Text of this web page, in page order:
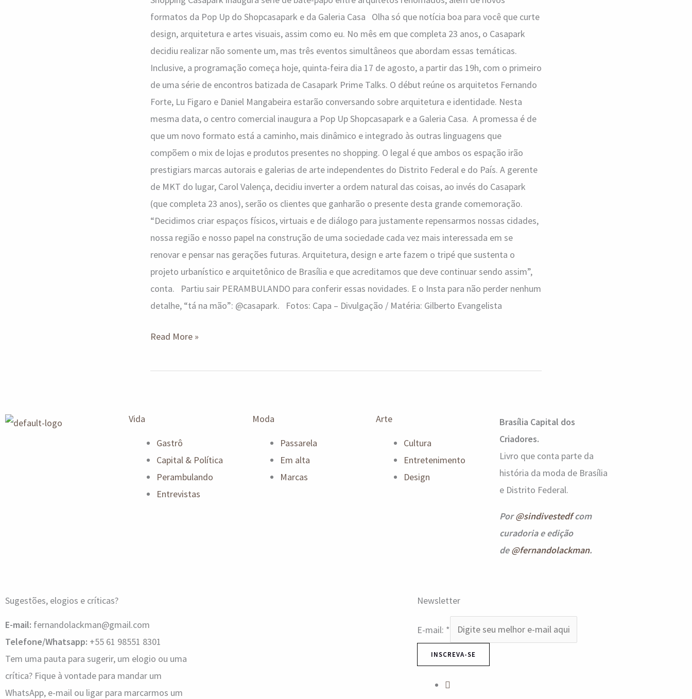
formatos da Pop Up do Shopcasapark e da Galeria Casa Olha só que notícia boa para você que curte
design, arquitetura e artes visuais, assim como eu. No mês em que completa 23 anos, o Casapark
decidiu realizar não somente um, mas três eventos simultâneos que abordam essas temáticas.
Inclusive, a programação começa hoje, quinta-feira dia 17 de agosto, a partir das 19h, com o primeiro
de uma série de encontros batizada de Casapark Prime Talks. O début reúne os arquitetos Fernando
Forte, Lu Figaro e Daniel Mangabeira estarão conversando sobre arquitetura e identidade. Nesta
mesma data, o centro comercial inaugura a Pop Up Shopcasapark e a Galeria Casa. A promessa é de
que um novo formato está a caminho, mais dinâmico e integrado às outras linguagens que
compõem o mix de lojas e produtos presentes no shopping. O legal é que ambos os espação irão
prestigiars marcas autorais e galerias de arte independentes do Distrito Federal e do País. A gerente
de MKT do lugar, Carol Valença, decidiu inverter a ordem natural das coisas, ao invés do Casapark
(que completa 23 anos), serão os clientes que ganharão o presente desta grande comemoração.
“Decidimos criar espaços físicos, virtuais e de diálogo para justamente repensarmos nossas cidades,
nossa região e nosso papel na construção de uma sociedade cada vez mais interessada em se
renovar e pensar nas gerações futuras. Arquitetura, design e arte fazem o tripé que sustenta o
projeto urbanístico e arquitetônico de Brasília e que acreditamos que deve continuar sendo assim”,
conta. Partiu sair PERAMBULANDO para conferir essas novidades. E o Insta para não perder nenhum
detalhe, “tá na mão”: @casapark. Fotos: Capa – Divulgação / Matéria: Gilberto Evangelista
design
e
artes
visuais?
Read More »
Vida
Gastrô
Capital & Política
Perambulando
Entrevistas
Moda
Passarela
Em alta
Marcas
Arte
Cultura
Entretenimento
Design
Brasília Capital dos
Criadores.
Livro que conta parte da
história da moda de Brasília
e Distrito Federal.
Por@sindivestedfcom
curadoria e edição
de@fernandolackman.
Sugestões, elogios e críticas?
E-mail: fernandolackman@gmail.com
Telefone/Whatsapp: +55 61 98551 8301
Tem uma pauta para sugerir, um elogio ou uma
crítica? Fique à vontade para mandar um
WhatsApp, e-mail ou ligar para marcarmos um
Newsletter
E-mail: *
INSCREVA-SE